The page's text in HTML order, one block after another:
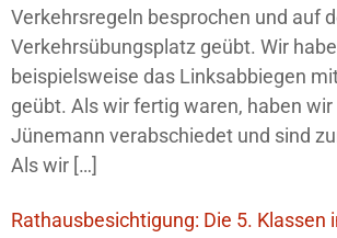
Verkehrsregeln besprochen und auf
Verkehrsübungsplatz geübt. Wir
beispielsweise das Linksabbiegen
geübt. Als wir fertig waren, haben wir
Jünemann verabschiedet und sind
Als wir […]
Rathausbesichtigung: Die 5. Klassen